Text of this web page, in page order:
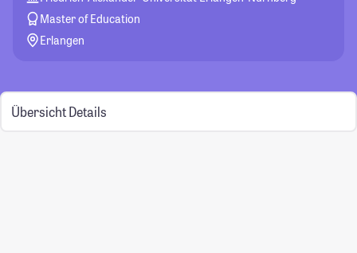
Master of Education
Erlangen
Übersicht Details